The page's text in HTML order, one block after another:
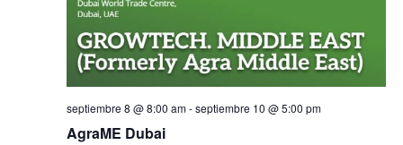
AgraME Dubai
septiembre 8 @ 8:00 am-septiembre 10 @ 5:00 pm